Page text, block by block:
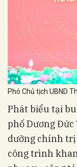
Phó Chủ tịch UBND
Phát biểu tại
phố Dương
dưỡng chính trị
công trình